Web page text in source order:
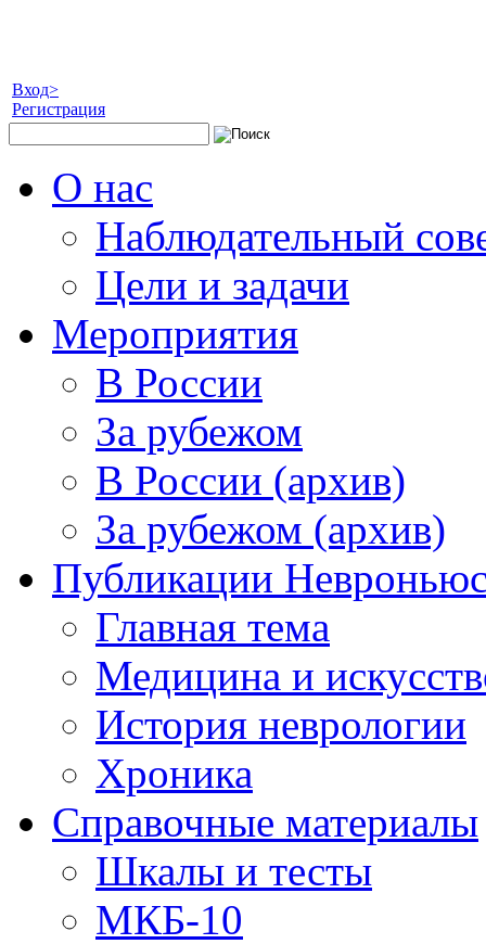
Вход>
Регистрация
О нас
Наблюдательный
Цели и задачи
Мероприятия
В России
За рубежом
В России (архив)
За рубежом (архив)
Публикации
Главная тема
Медицина и
История неврологии
Хроника
Справочные материалы
Шкалы и тесты
МКБ-10